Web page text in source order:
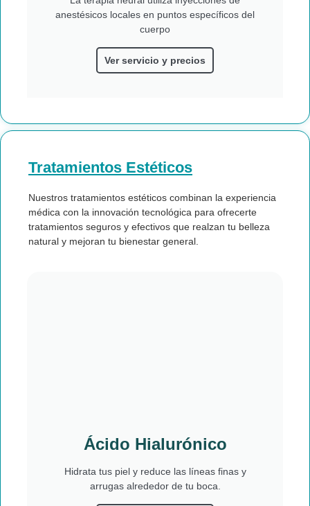
anestésicos locales en puntos específicos del
cuerpo
Ver servicio y precios
Tratamientos Estéticos
Nuestros tratamientos estéticos combinan la experiencia
médica con la innovación tecnológica para ofrecerte
tratamientos seguros y efectivos que realzan tu belleza
natural y mejoran tu bienestar general.
Ácido Hialurónico
Hidrata tus piel y reduce las líneas finas y
arrugas alrededor de tu boca.